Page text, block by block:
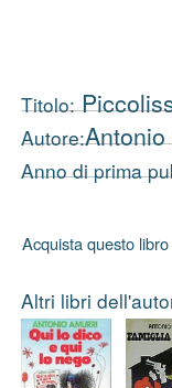
Titolo:
Autore:
Anno di prima
Acquista questo libro
Altri libri